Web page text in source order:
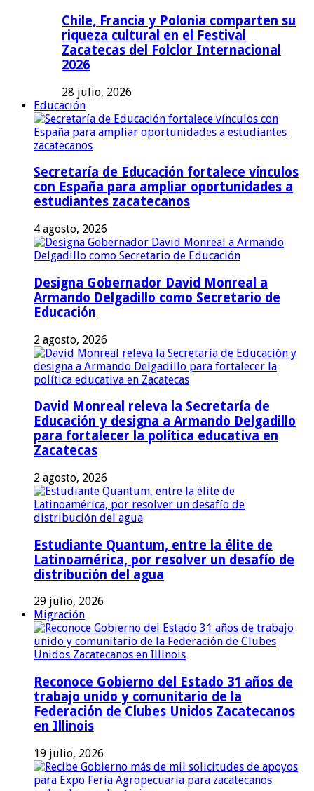
Chile, Francia y Polonia comparten su
riqueza cultural en el Festival
Zacatecas del Folclor Internacional
2026
28 julio, 2026
Educación
Secretaría de Educación fortalece vínculos
con España para ampliar oportunidades a
estudiantes zacatecanos
4 agosto, 2026
Designa Gobernador David Monreal a
Armando Delgadillo como Secretario de
Educación
2 agosto, 2026
David Monreal releva la Secretaría de
Educación y designa a Armando Delgadillo
para fortalecer la política educativa en
Zacatecas
2 agosto, 2026
Estudiante Quantum, entre la élite de
Latinoamérica, por resolver un desafío de
distribución del agua
29 julio, 2026
Migración
Reconoce Gobierno del Estado 31 años de
trabajo unido y comunitario de la
Federación de Clubes Unidos Zacatecanos
en Illinois
19 julio, 2026